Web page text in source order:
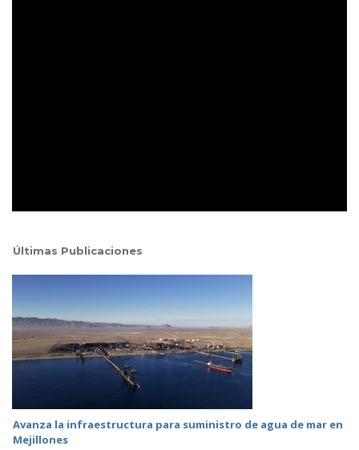
Últimas Publicaciones
Avanza la infraestructura para suministro de agua de mar en
Mejillones